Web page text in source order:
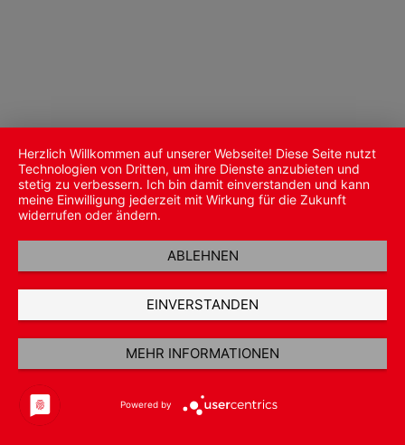
Herzlich Willkommen auf unserer Webseite! Diese Seite nutzt
Technologien von Dritten, um ihre Dienste anzubieten und
stetig zu verbessern. Ich bin damit einverstanden und kann
meine Einwilligung jederzeit mit Wirkung für die Zukunft
widerrufen oder ändern.
ABLEHNEN
EINVERSTANDEN
MEHR INFORMATIONEN
Powered by